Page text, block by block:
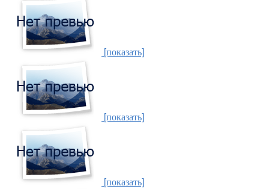
[показать]
[показать]
[показать]